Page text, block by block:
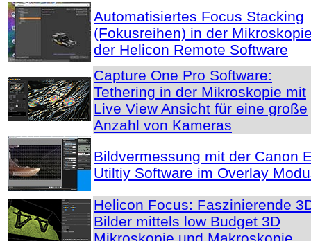
Automatisiertes Focus Stacking
(Fokusreihen) in der
der Helicon Remote Software
Capture One Pro Software:
Tethering in der Mikroskopie mit
Live View Ansicht für eine große
Anzahl von Kameras
Bildvermessung mit der Canon
Utiltiy Software im Overlay
Helicon Focus: Faszinierende
Bilder mittels low Budget 3D